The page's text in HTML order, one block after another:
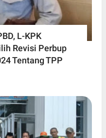
L-KPK
Revisi Perbup
Tentang TPP